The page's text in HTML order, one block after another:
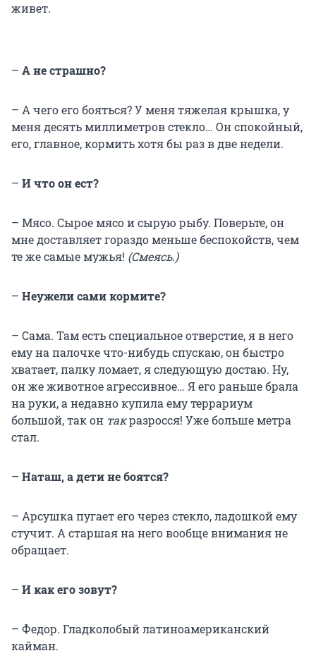
живет.
– А не страшно?
– А чего его бояться? У меня тяжелая крышка, у
меня десять миллиметров стекло… Он спокойный,
его, главное, кормить хотя бы раз в две недели.
– И что он ест?
– Мясо. Сырое мясо и сырую рыбу. Поверьте, он
мне доставляет гораздо меньше беспокойств, чем
те же самые мужья! (Смеясь.)
– Неужели сами кормите?
– Сама. Там есть специальное отверстие, я в него
ему на палочке что-нибудь спускаю, он быстро
хватает, палку ломает, я следующую достаю. Ну,
он же животное агрессивное… Я его раньше брала
на руки, а недавно купила ему террариум
большой, так он такразросся! Уже больше метра
стал.
– Наташ, а дети не боятся?
– Арсушка пугает его через стекло, ладошкой ему
стучит. А старшая на него вообще внимания не
обращает.
– И как его зовут?
– Федор. Гладколобый латиноамериканский
кайман.